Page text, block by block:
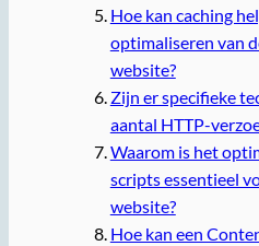
Hoe kan caching
optimaliseren van
website?
Zijn er specifieke
aantal HTTP-
Waarom is het
scripts essentieel
website?
Hoe kan een